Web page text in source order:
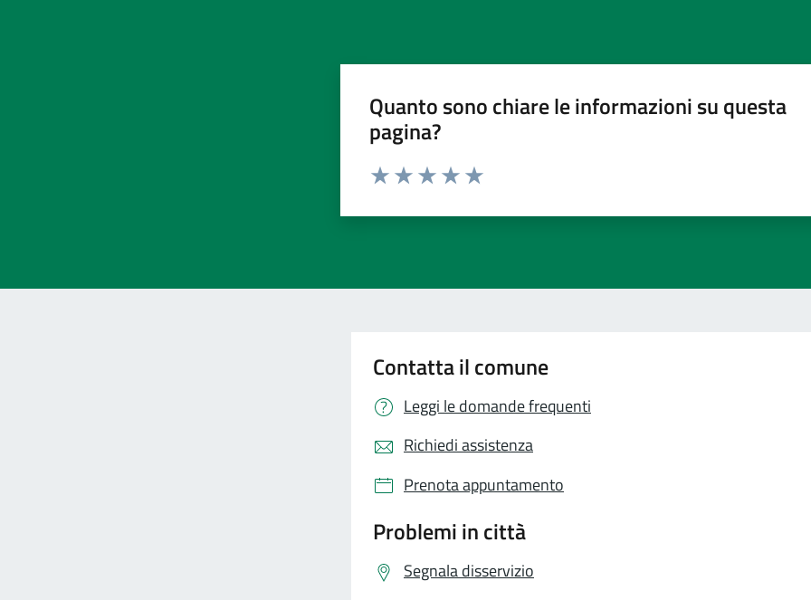
Quanto sono chiare le informazioni su questa
pagina?
Contatta il comune
Leggi le domande frequenti
Richiedi assistenza
Prenota appuntamento
Problemi in città
Segnala disservizio